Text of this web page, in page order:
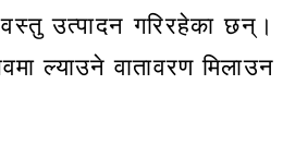
उत्पादन गरिरहेका छन्।
ल्याउने वातावरण मिलाउन